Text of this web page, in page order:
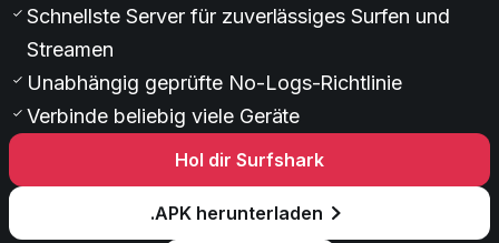
Schnellste Server für zuverlässiges Surfen und
Streamen
Unabhängig geprüfte No-Logs-Richtlinie
Verbinde beliebig viele Geräte
Hol dir Surfshark
.APK herunterladen